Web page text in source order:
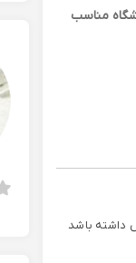
مناسب
داشته باشد